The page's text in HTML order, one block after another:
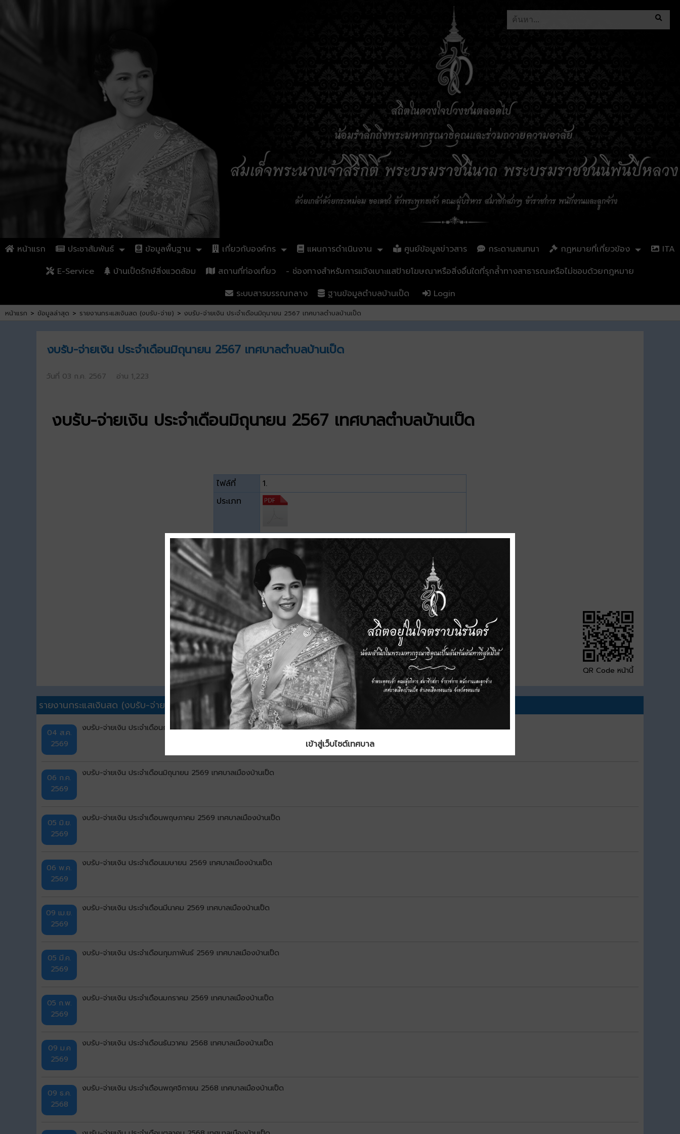
หน้าแรก ประชาสัมพันธ์ ข้อมูลพื้นฐาน เกี่ยวกับองค์กร แผนการดำเนินงาน ศูนย์ข้อมูลข่าวสาร กระดานสนทนา กฏหมายที่เกี่ยวข้อง
ITA
E-Service
บ้านเป็ดรักษ์สิ่งแวดล้อม สถานที่ท่องเที่ยว
- ช่องทางสำหรับการแจ้งเบาะแสป้ายโฆษณาหรือสิ่งอื่นใดที่รุกล้ำทางสาธารณะหรือไม่ชอบด้วยกฎหมาย
ระบบสารบรรณกลาง
ฐานข้อมูลตำบลบ้านเป็ด Login
หน้าแรก > ข้อมูลล่าสุด > รายงานกระแสเงินสด (งบรับ-จ่าย) > งบรับ-จ่ายเงิน ประจำเดือนมิถุนายน 2567 เทศบาลตำบลบ้านเป็ด
งบรับ-จ่ายเงิน ประจำเดือนมิถุนายน 2567 เทศบาลตำบลบ้านเป็ด
วันที่ 03 ก.ค. 2567 อ่าน 1,223
งบรับ-จ่ายเงิน ประจำเดือนมิถุนายน 2567 เทศบาลตำบลบ้านเป็ด
ไฟล์ที่
1.
ประเภท
ขนาด
2.72 MB
QR Code หน้านี้
รายงานกระแสเงินสด (งบรับ-จ่าย)อื่นๆ
04 ส.ค.
2569
งบรับ-จ่ายเงิน ประจำเดือนกรกฎาคม 2569 เทศบาลเมืองบ้านเป็ด
06 ก.ค.
2569
งบรับ-จ่ายเงิน ประจำเดือนมิถุนายน 2569 เทศบาลเมืองบ้านเป็ด
05 มิ.ย.
2569
งบรับ-จ่ายเงิน ประจำเดือนพฤษภาคม 2569 เทศบาลเมืองบ้านเป็ด
06 พ.ค.
2569
งบรับ-จ่ายเงิน ประจำเดือนเมษายน 2569 เทศบาลเมืองบ้านเป็ด
09 เม.ย.
2569
งบรับ-จ่ายเงิน ประจำเดือนมีนาคม 2569 เทศบาลเมืองบ้านเป็ด
05 มี.ค.
2569
งบรับ-จ่ายเงิน ประจำเดือนกุมภาพันธ์ 2569 เทศบาลเมืองบ้านเป็ด
05 ก.พ.
2569
งบรับ-จ่ายเงิน ประจำเดือนมกราคม 2569 เทศบาลเมืองบ้านเป็ด
09 ม.ค
2569
งบรับ-จ่ายเงิน ประจำเดือนธันวาคม 2568 เทศบาลเมืองบ้านเป็ด
09 ธ.ค.
2568
งบรับ-จ่ายเงิน ประจำเดือนพฤศจิกายน 2568 เทศบาลเมืองบ้านเป็ด
เข้าสู่เว็บไซต์เทศบาล